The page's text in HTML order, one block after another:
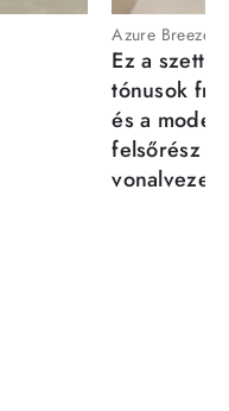
Azure Breeze
Ez a szett
tónusok
és a
felsőrész